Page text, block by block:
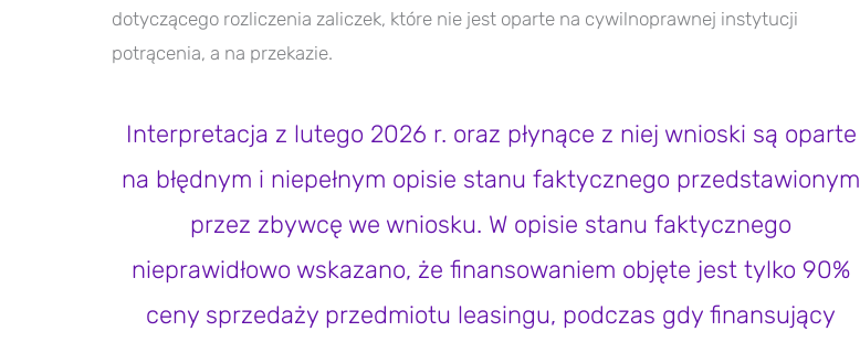
dotyczącego rozliczenia zaliczek, które nie jest oparte na cywilnoprawnej instytucji
potrącenia, a na przekazie.
Interpretacja z lutego 2026 r. oraz płynące z niej wnioski są oparte
na błędnym i niepełnym opisie stanu faktycznego przedstawionym
przez zbywcę we wniosku. W opisie stanu faktycznego
nieprawidłowo wskazano, że finansowaniem objęte jest tylko 90%
ceny sprzedaży przedmiotu leasingu, podczas gdy finansujący